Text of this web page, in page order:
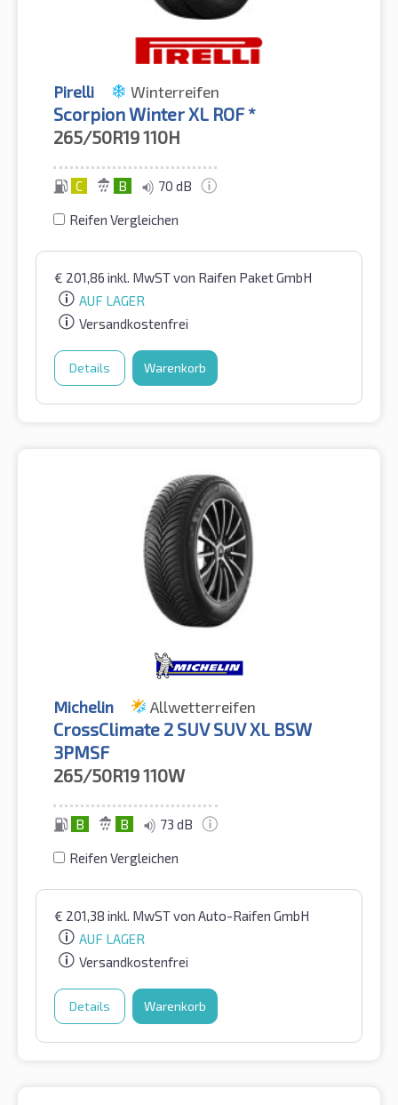
Pirelli Winterreifen
Scorpion Winter XL ROF *
265/50R19110H
C B 70 dB
Reifen Vergleichen
€ 201,86 inkl. MwSTvon Raifen Paket GmbH
AUF LAGER
Versandkostenfrei
Details Warenkorb
Michelin Allwetterreifen
CrossClimate 2 SUV SUV XL BSW
3PMSF
265/50R19110W
B B 73 dB
Reifen Vergleichen
€ 201,38 inkl. MwSTvon Auto-Raifen GmbH
AUF LAGER
Versandkostenfrei
Details Warenkorb